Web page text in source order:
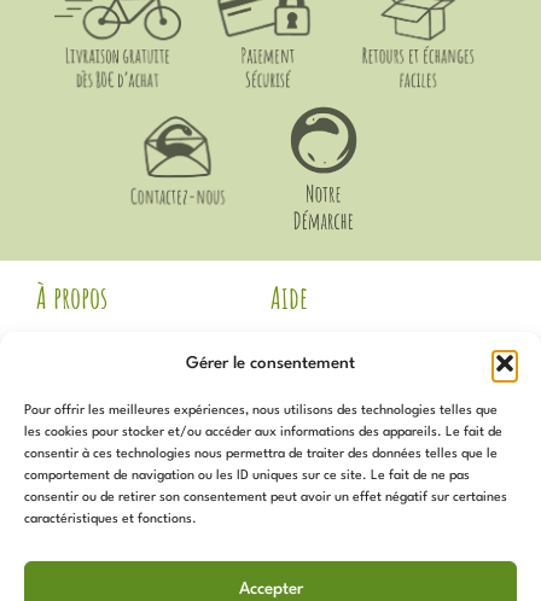
Gérer le consentement
Pour offrir les meilleures expériences, nous utilisons des technologies telles que
les cookies pour stocker et/ou accéder aux informations des appareils. Le fait de
consentir à ces technologies nous permettra de traiter des données telles que le
comportement de navigation ou les ID uniques sur ce site. Le fait de ne pas
consentir ou de retirer son consentement peut avoir un effet négatif sur certaines
caractéristiques et fonctions.
Accepter
À propos
Politique de
Contact
Notre Démarche
Politique de cookies (UE)
Aide
Mon compte
Voir les avis Google
Services
Newsletter
toutes les actualités, promotions,
nouveautés et plus !